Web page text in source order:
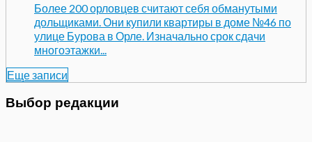
Более 200 орловцев считают себя обманутыми
дольщиками. Они купили квартиры в доме №46 по
улице Бурова в Орле. Изначально срок сдачи
многоэтажки...
Еще записи
Выбор редакции